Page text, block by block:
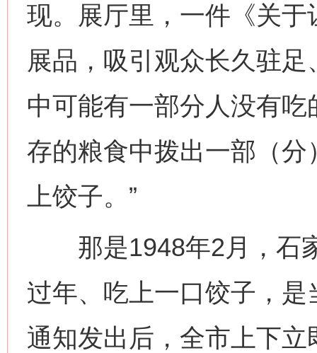
现。展厅里，一件《关
展品，吸引观众长久驻
中可能有一部分人没有
存的粮食中拨出一部（
上饺子。”
那是1948年2月，石
过年、吃上一口饺子，
通知发出后，全市上下